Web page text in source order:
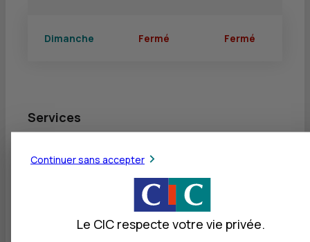
Dimanche Fermé Fermé
Services
Retrait de rouleaux de monnaie EUR
Dépôt de monnaie EUR
Continuer sans accepter
Le CIC respecte votre vie privée.